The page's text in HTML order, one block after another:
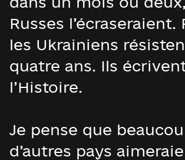
Russes
les Ukrainiens
quatre ans. Ils
l’Histoire.
Je pense que
d’autres pays